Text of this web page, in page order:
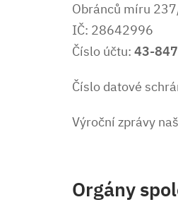
Obránců míru
IČ: 28642996
Číslo účtu: 43-
Číslo datové
Výroční zprávy
Orgány